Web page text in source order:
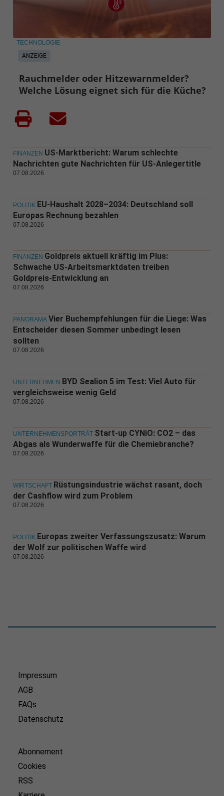
ANZEIGE
TECHNOLOGIE
Rauchmelder oder Hitzewarnmelder?
Welche Lösung eignet sich für die Küche?
FINANZEN US-Marktbericht: Warum schlechte
Nachrichten gute Nachrichten für US-Anlegertitle
07.08.2026
POLITIK EU-Haushalt 2028–2034: Deutschland soll
Europas Rechnung bezahlen
07.08.2026
FINANZEN Goldpreis aktuell kräftig im Plus:
Schwache US-Arbeitsmarktdaten treiben
Goldpreis-Entwicklung an
07.08.2026
PANORAMA Vier Buchempfehlungen für die Liege: Was
Entscheider diesen Sommer unbedingt lesen
sollten
07.08.2026
UNTERNEHMEN BYD Sealion 5 im Test: Viel Auto für
vergleichsweise wenig Geld
07.08.2026
UNTERNEHMENSPORTRÄT Start-up CYNiO: CO2 – das
Abgas als Wunderwaffe für die Chemiebranche?
07.08.2026
WIRTSCHAFT Rüstungsindustrie wächst rasant, doch
der Cashflow wird zum Problem
07.08.2026
POLITIK Europas zweiter Verfassungszusatz: Warum
der Wolf zur politischen Waffe wird
07.08.2026
Impressum
AGB
FAQs
Datenschutz
Abonnement
Cookies
RSS